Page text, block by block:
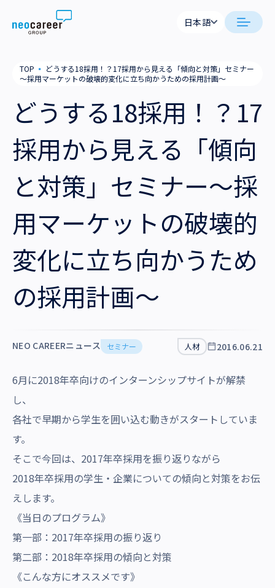
Skip to content
日本語
English
neocareer について
私たちの考え方
就労支援
業務支援
会社概要
役員一覧
拠点一覧
グループ会社
サステナビリティ
採用情報
日本語
English
TOP ▪ どうする18採用！？17採用から見える「傾向と対策」セミナー
～採用マーケットの破壊的変化に立ち向かうための採用計画～
どうする18採用！？17
採用から見える「傾向
と対策」セミナー～採
用マーケットの破壊的
変化に立ち向かうため
の採用計画～
NEO CAREERニュース セミナー 人材 2016.06.21
6月に2018年卒向けのインターンシップサイトが解禁
し、
各社で早期から学生を囲い込む動きがスタートしていま
す。
そこで今回は、2017年卒採用を振り返りながら
2018年卒採用の学生・企業についての傾向と対策をお伝
えします。
《当日のプログラム》
第一部：2017年卒採用の振り返り
第二部：2018年卒採用の傾向と対策
《こんな方にオススメです》